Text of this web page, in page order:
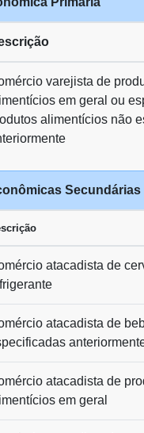
varejista de
em geral ou
alimentícios não
Secundárias
atacadista de
atacadista de
atacadista de
em geral